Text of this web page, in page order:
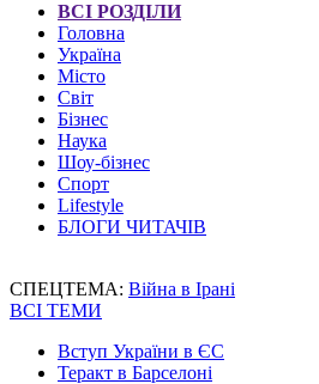
ВСІ РОЗДІЛИ
Головна
Україна
Місто
Світ
Бізнес
Наука
Шоу-бізнес
Спорт
Lifestyle
БЛОГИ ЧИТАЧІВ
СПЕЦТЕМА: Війна в Ірані
ВСІ ТЕМИ
Вступ України в ЄС
Теракт в Барселоні